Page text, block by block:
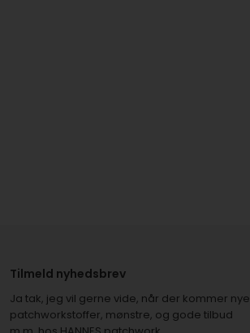
Tilmeld nyhedsbrev
Ja tak, jeg vil gerne vide, når der kommer nye
patchworkstoffer, mønstre, og gode tilbud